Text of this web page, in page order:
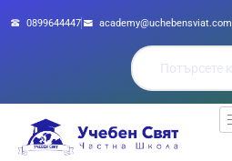
0899644447 academy@uchebensviat.com